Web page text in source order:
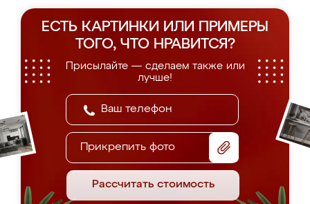
ЕСТЬ КАРТИНКИ ИЛИ ПРИМЕРЫ
ТОГО, ЧТО НРАВИТСЯ?
Присылайте — сделаем также или
лучше!
Прикрепить фото
Рассчитать стоимость